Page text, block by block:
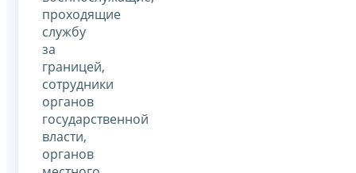
проходящие
службу
за
границей,
сотрудники
органов
государственной
власти,
органов